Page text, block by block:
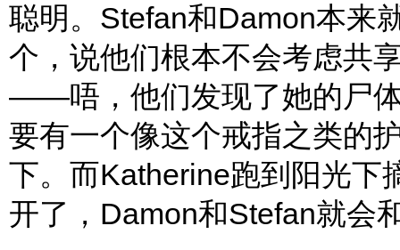
聪明。Stefan和Damon本来
个，说他们根本不会考虑共
——唔，他们发现了她的尸
要有一个像这个戒指之类的
下。而Katherine跑到阳光下
开了，Damon和Stefan就会